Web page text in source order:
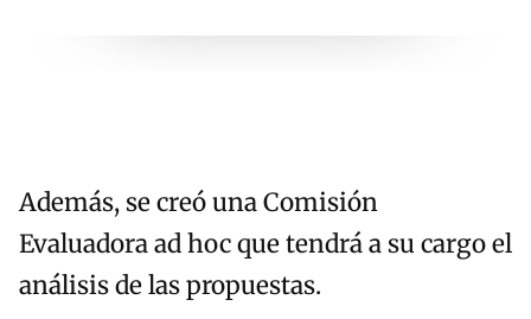
Además, se creó una Comisión
Evaluadora ad hoc que tendrá a su cargo el
análisis de las propuestas.